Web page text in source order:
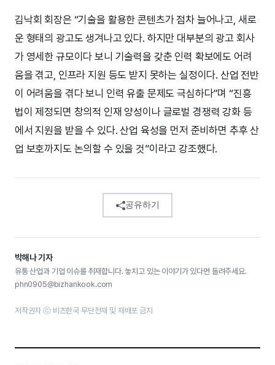
김낙회 회장은 “기술을 활용한 콘텐츠가 점차 늘어나고, 새로
운 형태의 광고도 생겨나고 있다. 하지만 대부분의 광고 회사
가 영세한 규모이다 보니 기술력을 갖춘 인력 확보에도 어려
움을 겪고, 인프라 지원 등도 받지 못하는 실정이다. 산업 전반
이 어려움을 겪다 보니 인력 유출 문제도 극심하다”며 “진흥
법이 제정되면 창의적 인재 양성이나 글로벌 경쟁력 강화 등
에서 지원을 받을 수 있다. 산업 육성을 먼저 준비하면 추후 산
업 보호까지도 논의할 수 있을 것”이라고 강조했다.
공유하기
박해나 기자
유통 산업과 기업 이슈를 취재합니다. 놓치고 있는 이야기가 있다면 들려주세요.
phn0905@bizhankook.com
저작권자 ⓒ 비즈한국 무단전재 및 재배포 금지